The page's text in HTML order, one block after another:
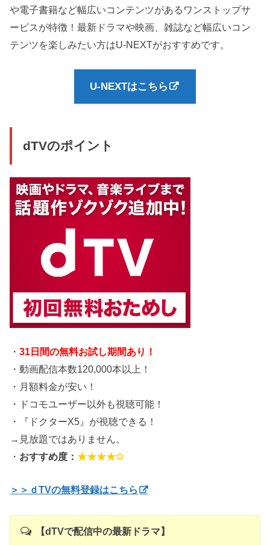
や電子書籍など幅広いコンテンツがあるワンストップサ
ービスが特徴！最新ドラマや映画、雑誌など幅広いコン
テンツを楽しみたい方はU-NEXTがおすすめです。
U-NEXTはこちら
dTVのポイント
・31日間の無料お試し期間あり！
・動画配信本数120,000本以上！
・月額料金が安い！
・ドコモユーザー以外も視聴可能！
・『ドクターX5』が視聴できる！
→見放題ではありません。
・ おすすめ度：★★★★✩
＞＞ｄTVの無料登録はこちら
【dTVで配信中の最新ドラマ】